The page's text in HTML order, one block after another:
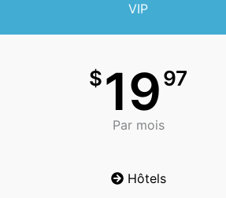
VIP
$1997
Par mois
Hôtels